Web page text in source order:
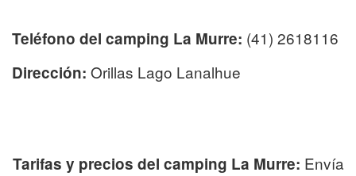
Teléfono del camping La Murre: (41) 2618116
Dirección: Orillas Lago Lanalhue
Tarifas y precios del camping La Murre: Envía